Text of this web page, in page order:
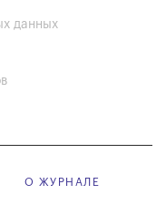
данных
О ЖУРНАЛЕ